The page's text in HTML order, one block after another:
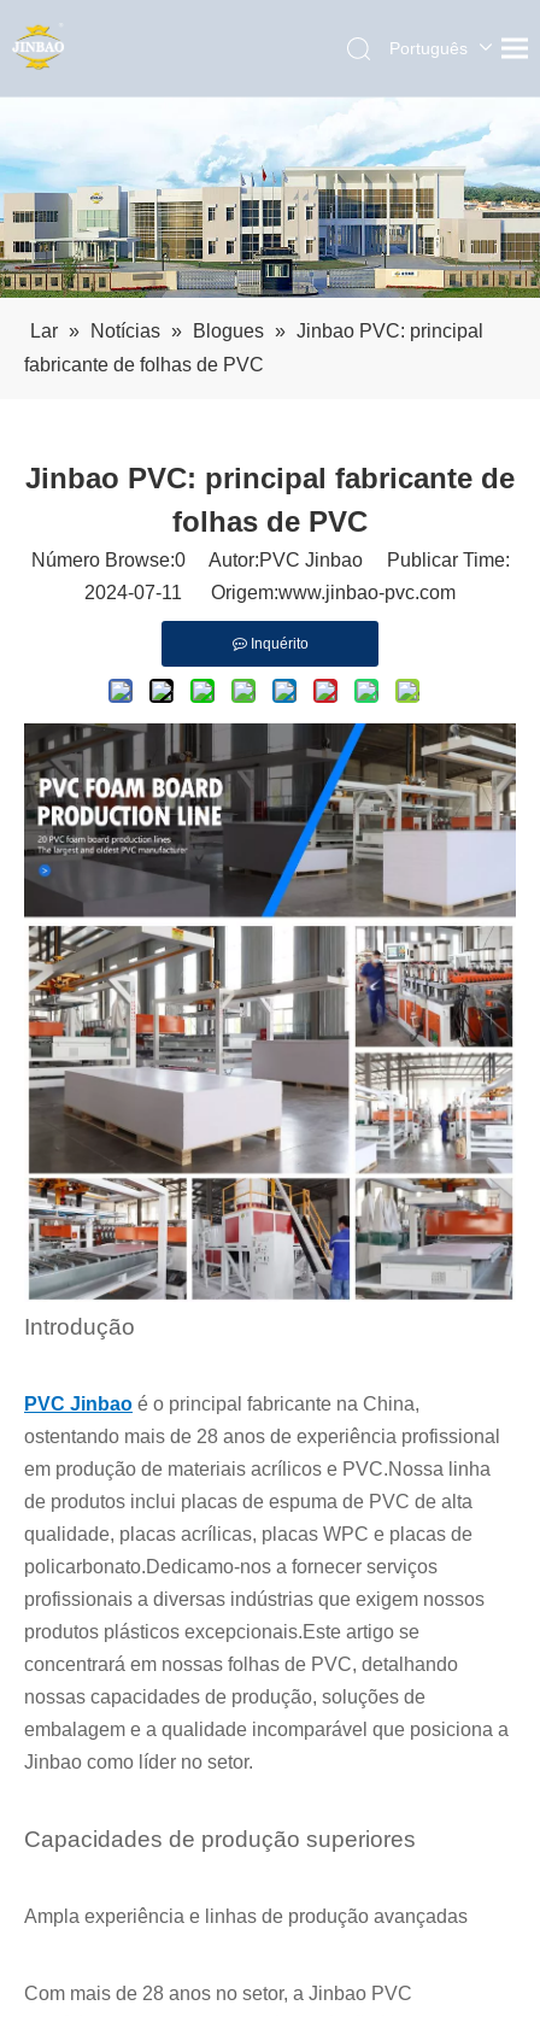
Português
Pусский
Español
Lar » Notícias » Blogues » Jinbao PVC: principal
fabricante de folhas de PVC
Jinbao PVC: principal fabricante de
folhas de PVC
Número Browse:0Autor:PVC Jinbao Publicar Time:
2024-07-11 Origem:www.jinbao-pvc.com
Inquérito
Introdução
PVC Jinbao é o principal fabricante na China,
ostentando mais de 28 anos de experiência profissional
em produção de materiais acrílicos e PVC.Nossa linha
de produtos inclui placas de espuma de PVC de alta
qualidade, placas acrílicas, placas WPC e placas de
policarbonato.Dedicamo-nos a fornecer serviços
profissionais a diversas indústrias que exigem nossos
produtos plásticos excepcionais.Este artigo se
concentrará em nossas folhas de PVC, detalhando
nossas capacidades de produção, soluções de
embalagem e a qualidade incomparável que posiciona a
Jinbao como líder no setor.
Capacidades de produção superiores
Ampla experiência e linhas de produção avançadas
Com mais de 28 anos no setor, a Jinbao PVC